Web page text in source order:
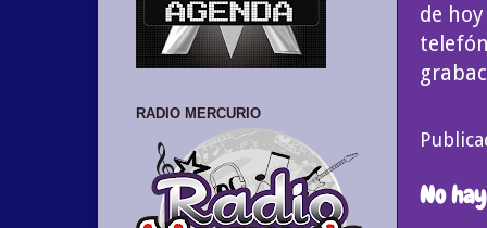
de
No
RADIO MERCURIO